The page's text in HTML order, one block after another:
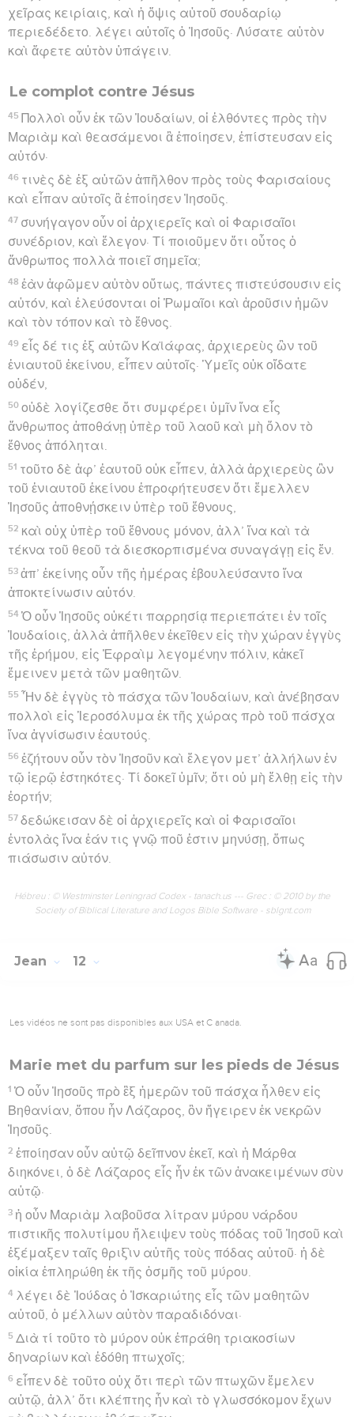
χεῖρας κειρίαις, καὶ ἡ ὄψις αὐτοῦ σουδαρίῳ
περιεδέδετο. λέγει αὐτοῖς ὁ Ἰησοῦς· Λύσατε αὐτὸν
καὶ ἄφετε αὐτὸν ὑπάγειν.
Le complot contre Jésus
45 Πολλοὶ οὖν ἐκ τῶν Ἰουδαίων, οἱ ἐλθόντες πρὸς τὴν
Μαριὰμ καὶ θεασάμενοι ἃ ἐποίησεν, ἐπίστευσαν εἰς
αὐτόν·
46 τινὲς δὲ ἐξ αὐτῶν ἀπῆλθον πρὸς τοὺς Φαρισαίους
καὶ εἶπαν αὐτοῖς ἃ ἐποίησεν Ἰησοῦς.
47 συνήγαγον οὖν οἱ ἀρχιερεῖς καὶ οἱ Φαρισαῖοι
συνέδριον, καὶ ἔλεγον· Τί ποιοῦμεν ὅτι οὗτος ὁ
ἄνθρωπος πολλὰ ποιεῖ σημεῖα;
48 ἐὰν ἀφῶμεν αὐτὸν οὕτως, πάντες πιστεύσουσιν εἰς
αὐτόν, καὶ ἐλεύσονται οἱ Ῥωμαῖοι καὶ ἀροῦσιν ἡμῶν
καὶ τὸν τόπον καὶ τὸ ἔθνος.
49 εἷς δέ τις ἐξ αὐτῶν Καϊάφας, ἀρχιερεὺς ὢν τοῦ
ἐνιαυτοῦ ἐκείνου, εἶπεν αὐτοῖς· Ὑμεῖς οὐκ οἴδατε
οὐδέν,
50 οὐδὲ λογίζεσθε ὅτι συμφέρει ὑμῖν ἵνα εἷς
ἄνθρωπος ἀποθάνῃ ὑπὲρ τοῦ λαοῦ καὶ μὴ ὅλον τὸ
ἔθνος ἀπόληται.
51 τοῦτο δὲ ἀφ’ ἑαυτοῦ οὐκ εἶπεν, ἀλλὰ ἀρχιερεὺς ὢν
τοῦ ἐνιαυτοῦ ἐκείνου ἐπροφήτευσεν ὅτι ἔμελλεν
Ἰησοῦς ἀποθνῄσκειν ὑπὲρ τοῦ ἔθνους,
52 καὶ οὐχ ὑπὲρ τοῦ ἔθνους μόνον, ἀλλ’ ἵνα καὶ τὰ
τέκνα τοῦ θεοῦ τὰ διεσκορπισμένα συναγάγῃ εἰς ἕν.
53 ἀπ’ ἐκείνης οὖν τῆς ἡμέρας ἐβουλεύσαντο ἵνα
ἀποκτείνωσιν αὐτόν.
54 Ὁ οὖν Ἰησοῦς οὐκέτι παρρησίᾳ περιεπάτει ἐν τοῖς
Ἰουδαίοις, ἀλλὰ ἀπῆλθεν ἐκεῖθεν εἰς τὴν χώραν ἐγγὺς
τῆς ἐρήμου, εἰς Ἐφραὶμ λεγομένην πόλιν, κἀκεῖ
ἔμεινεν μετὰ τῶν μαθητῶν.
55 Ἦν δὲ ἐγγὺς τὸ πάσχα τῶν Ἰουδαίων, καὶ ἀνέβησαν
πολλοὶ εἰς Ἱεροσόλυμα ἐκ τῆς χώρας πρὸ τοῦ πάσχα
ἵνα ἁγνίσωσιν ἑαυτούς.
56 ἐζήτουν οὖν τὸν Ἰησοῦν καὶ ἔλεγον μετ’ ἀλλήλων ἐν
τῷ ἱερῷ ἑστηκότες· Τί δοκεῖ ὑμῖν; ὅτι οὐ μὴ ἔλθῃ εἰς τὴν
ἑορτήν;
57 δεδώκεισαν δὲ οἱ ἀρχιερεῖς καὶ οἱ Φαρισαῖοι
ἐντολὰς ἵνα ἐάν τις γνῷ ποῦ ἐστιν μηνύσῃ, ὅπως
πιάσωσιν αὐτόν.
Hébreu : © Westminster Leningrad Codex - tanach.us --- Grec : © 2010 by the
Society of Biblical Literature and Logos Bible Software - sblgnt.com
Jean 12
Les vidéos ne sont pas disponibles aux USA et C anada.
Marie met du parfum sur les pieds de Jésus
1 Ὁ οὖν Ἰησοῦς πρὸ ἓξ ἡμερῶν τοῦ πάσχα ἦλθεν εἰς
Βηθανίαν, ὅπου ἦν Λάζαρος, ὃν ἤγειρεν ἐκ νεκρῶν
Ἰησοῦς.
2 ἐποίησαν οὖν αὐτῷ δεῖπνον ἐκεῖ, καὶ ἡ Μάρθα
διηκόνει, ὁ δὲ Λάζαρος εἷς ἦν ἐκ τῶν ἀνακειμένων σὺν
αὐτῷ·
3 ἡ οὖν Μαριὰμ λαβοῦσα λίτραν μύρου νάρδου
πιστικῆς πολυτίμου ἤλειψεν τοὺς πόδας τοῦ Ἰησοῦ καὶ
ἐξέμαξεν ταῖς θριξὶν αὐτῆς τοὺς πόδας αὐτοῦ· ἡ δὲ
οἰκία ἐπληρώθη ἐκ τῆς ὀσμῆς τοῦ μύρου.
4 λέγει δὲ Ἰούδας ὁ Ἰσκαριώτης εἷς τῶν μαθητῶν
αὐτοῦ, ὁ μέλλων αὐτὸν παραδιδόναι·
5 Διὰ τί τοῦτο τὸ μύρον οὐκ ἐπράθη τριακοσίων
δηναρίων καὶ ἐδόθη πτωχοῖς;
6 εἶπεν δὲ τοῦτο οὐχ ὅτι περὶ τῶν πτωχῶν ἔμελεν
αὐτῷ, ἀλλ’ ὅτι κλέπτης ἦν καὶ τὸ γλωσσόκομον ἔχων